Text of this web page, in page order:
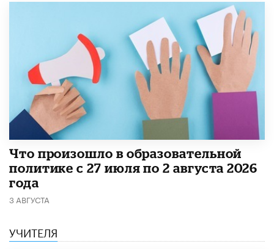
​Что произошло в образовательной
политике с 27 июля по 2 августа 2026
года
3 АВГУСТА
УЧИТЕЛЯ